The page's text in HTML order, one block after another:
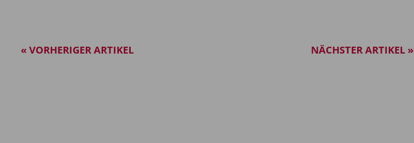
NÄCHSTER ARTIKEL »
« VORHERIGER ARTIKEL